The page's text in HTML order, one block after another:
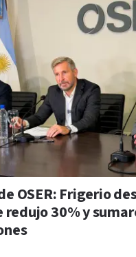
OSER: Frigerio
30% y